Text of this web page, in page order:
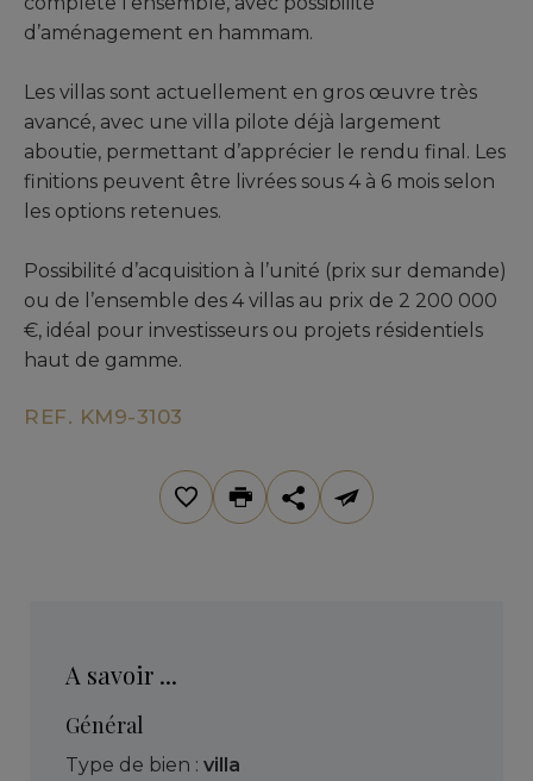
d’aménagement en hammam.
Les villas sont actuellement en gros œuvre très
avancé, avec une villa pilote déjà largement
aboutie, permettant d’apprécier le rendu final. Les
finitions peuvent être livrées sous 4 à 6 mois selon
les options retenues.
Possibilité d’acquisition à l’unité (prix sur demande)
ou de l’ensemble des 4 villas au prix de 2 200 000
€, idéal pour investisseurs ou projets résidentiels
haut de gamme.
REF. KM9-3103
A savoir ...
Général
Type de bien : villa